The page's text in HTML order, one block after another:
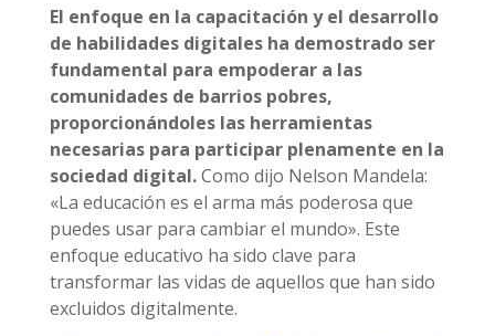
El enfoque en la capacitación y el desarrollo
de habilidades digitales ha demostrado ser
fundamental para empoderar a las
comunidades de barrios pobres,
proporcionándoles las herramientas
necesarias para participar plenamente en la
sociedad digital.Como dijo Nelson Mandela:
«La educación es el arma más poderosa que
puedes usar para cambiar el mundo». Este
enfoque educativo ha sido clave para
transformar las vidas de aquellos que han sido
excluidos digitalmente.